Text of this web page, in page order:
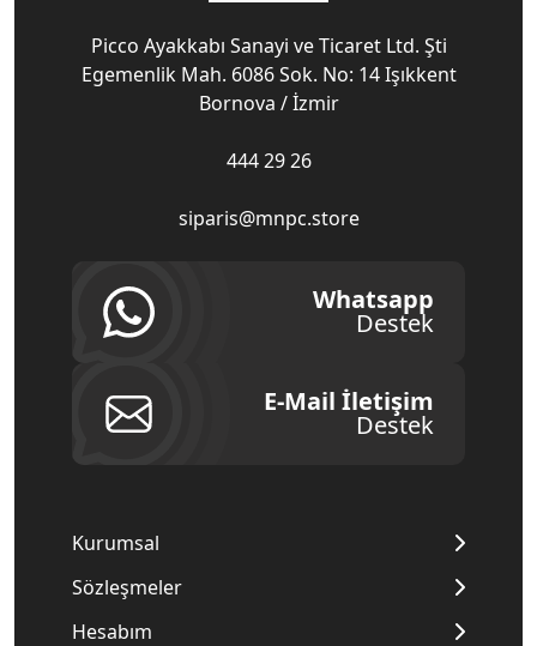
Picco Ayakkabı Sanayi ve Ticaret Ltd. Şti
Egemenlik Mah. 6086 Sok. No: 14 Işıkkent
Bornova / İzmir
444 29 26
siparis@mnpc.store
Whatsapp
Destek
E-Mail İletişim
Destek
Kurumsal
Sözleşmeler
Hesabım